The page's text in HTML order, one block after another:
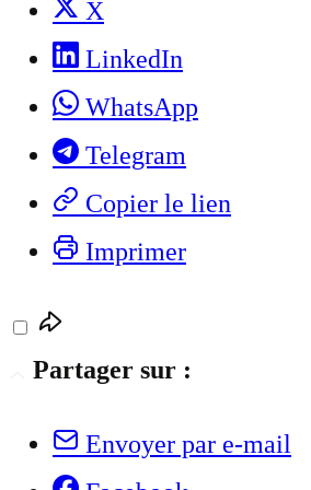
X
LinkedIn
WhatsApp
Telegram
Copier le lien
Imprimer
Partager sur :
Envoyer par e-mail